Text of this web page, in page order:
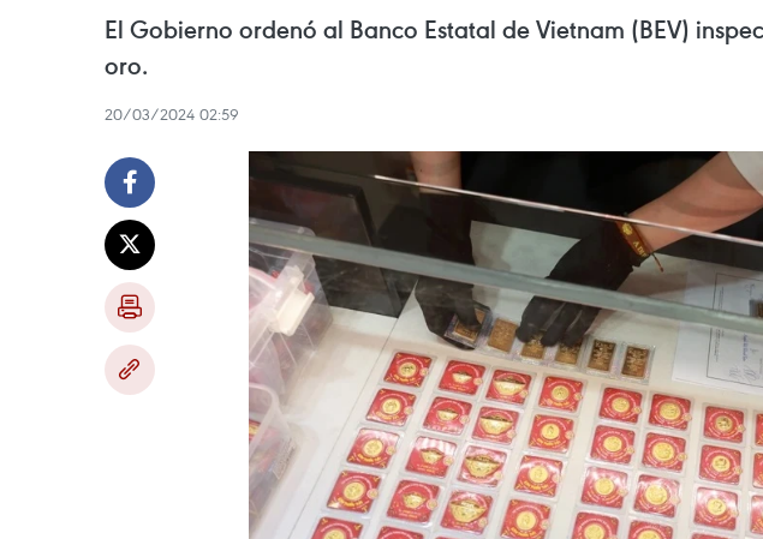
El Gobierno ordenó al Banco Estatal de Vietnam (BEV)
oro.
20/03/2024 02:59